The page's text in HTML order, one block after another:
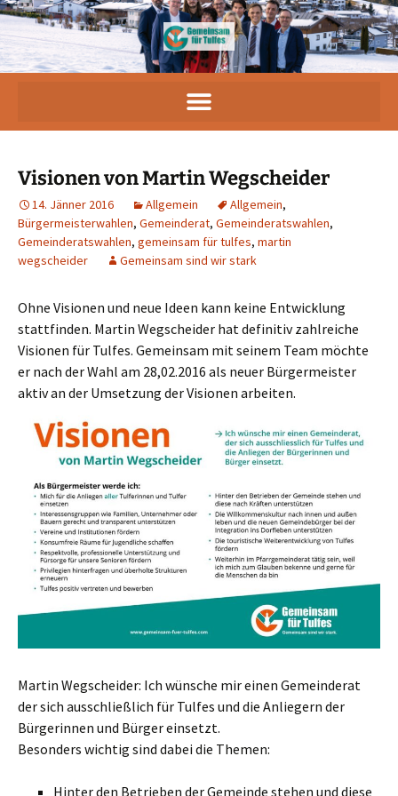
Visionen von Martin Wegscheider
14. Jänner 2016 Allgemein Allgemein,
Bürgermeisterwahlen, Gemeinderat, Gemeinderatswahlen,
Gemeinderatswahlen, gemeinsam für tulfes, martin
wegscheider
Gemeinsam sind wir stark
Ohne Visionen und neue Ideen kann keine Entwicklung
stattfinden. Martin Wegscheider hat definitiv zahlreiche
Visionen für Tulfes. Gemeinsam mit seinem Team möchte
er nach der Wahl am 28,02.2016 als neuer Bürgermeister
aktiv an der Umsetzung der Visionen arbeiten.
Martin Wegscheider: Ich wünsche mir einen Gemeinderat
der sich ausschließlich für Tulfes und die Anliegern der
Bürgerinnen und Bürger einsetzt.
Besonders wichtig sind dabei die Themen:
Hinter den Betrieben der Gemeinde stehen und diese